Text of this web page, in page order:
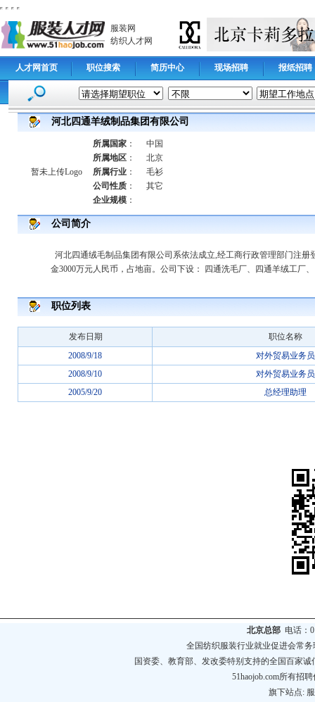
服装网
纺织人才网
人才网首页 职位搜索 简历中心 现场招聘 报纸招聘
河北四通羊绒制品集团有限公司
暂未上传Logo
所属国家 ：
中国
所属地区 ：
北京
所属行业 ：
毛衫
公司性质 ：
其它
企业规模 ：
公司简介
河北四通绒毛制品集团有限公司系依法成立,经工商行政管理部门
金3000万元人民币，占地亩。公司下设： 四通洗毛厂、四通羊绒工
职位列表
发布日期
职位名称
2008/9/18
对外贸易业务员
2008/9/10
对外贸易业务员
2005/9/20
总经理助理
北京总部 电话：
全国纺织服装行业就业促进会常务
国资委、教育部、发改委特别支持的全国百家
51haojob.com所有招
旗下站点: